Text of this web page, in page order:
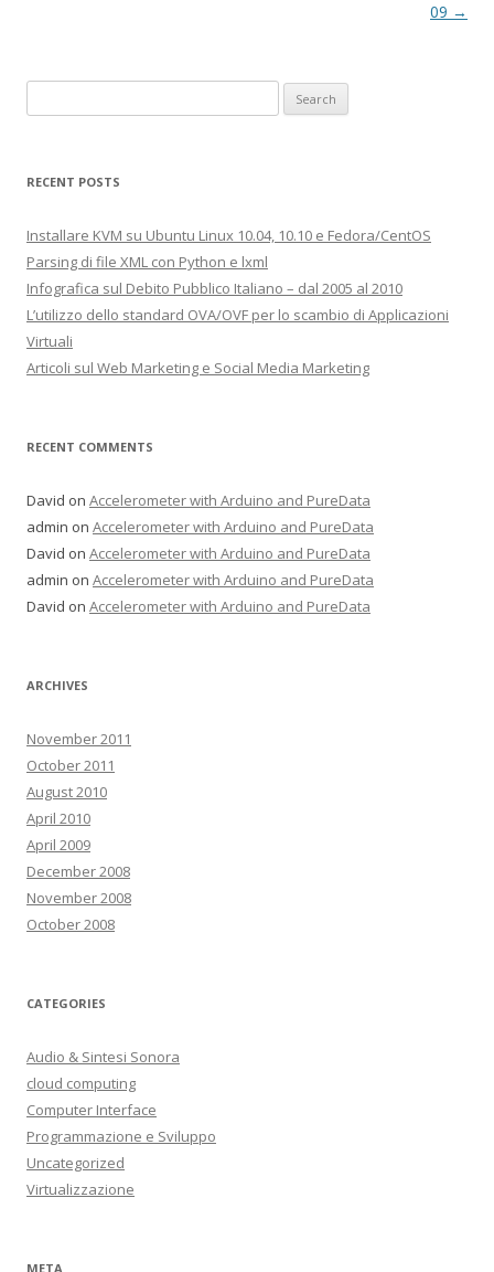
09 →
RECENT POSTS
Installare KVM su Ubuntu Linux 10.04, 10.10 e Fedora/CentOS
Parsing di file XML con Python e lxml
Infografica sul Debito Pubblico Italiano – dal 2005 al 2010
L’utilizzo dello standard OVA/OVF per lo scambio di Applicazioni
Virtuali
Articoli sul Web Marketing e Social Media Marketing
RECENT COMMENTS
David on Accelerometer with Arduino and PureData
admin on Accelerometer with Arduino and PureData
David on Accelerometer with Arduino and PureData
admin on Accelerometer with Arduino and PureData
David on Accelerometer with Arduino and PureData
ARCHIVES
November 2011
October 2011
August 2010
April 2010
April 2009
December 2008
November 2008
October 2008
CATEGORIES
Audio & Sintesi Sonora
cloud computing
Computer Interface
Programmazione e Sviluppo
Uncategorized
Virtualizzazione
META